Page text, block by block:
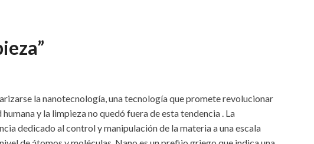
la nanotecnología, una tecnología que promete revolucionar
y la limpieza no quedó fuera de esta tendencia . La
dedicado al control y manipulación de la materia a una escala